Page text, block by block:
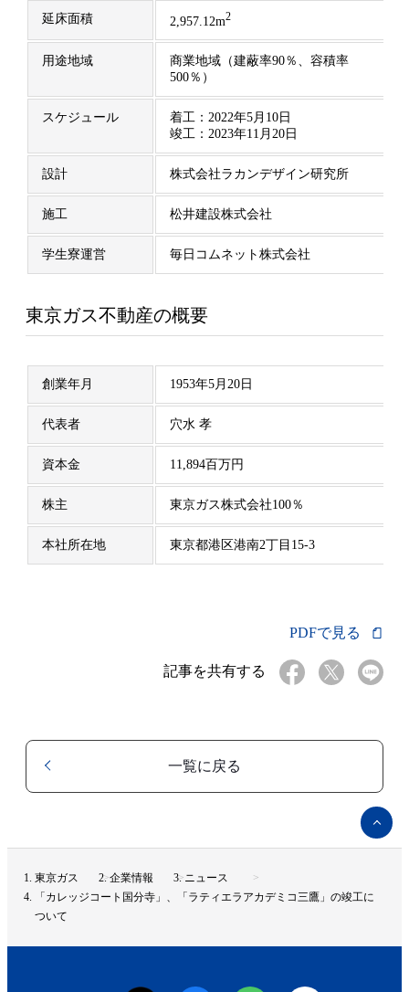
延床面積 2,957.12m2
用途地域
商業地域（建蔽率90％、容積率
500％）
スケジュール
着工：2022年5月10日
竣工：2023年11月20日
設計 株式会社ラカンデザイン研究所
施工 松井建設株式会社
学生寮運営 毎日コムネット株式会社
東京ガス不動産の概要
創業年月 1953年5月20日
代表者 穴水 孝
資本金 11,894百万円
株主 東京ガス株式会社100％
本社所在地 東京都港区港南2丁目15-3
PDFで見る
記事を共有する
一覧に戻る
ペ
ー
ジ
ッ
東京ガス 企業情報
ニュース
「カレッジコート国分寺」、「ラティエラアカデミコ三鷹」の竣工に
ついて